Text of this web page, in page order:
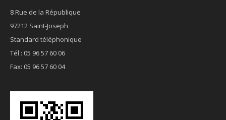
8 Rue de la République
97212 Saint-Joseph
Standard téléphonique
Tél : 05 96 57 60 06
Fax: 05 96 57 60 04